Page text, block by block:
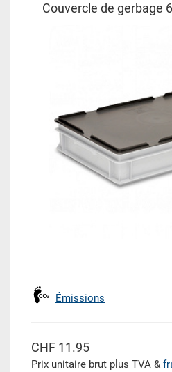
Couvercle de gerbage
Émissions
CHF 11.95
Prix unitaire brut plus TVA &